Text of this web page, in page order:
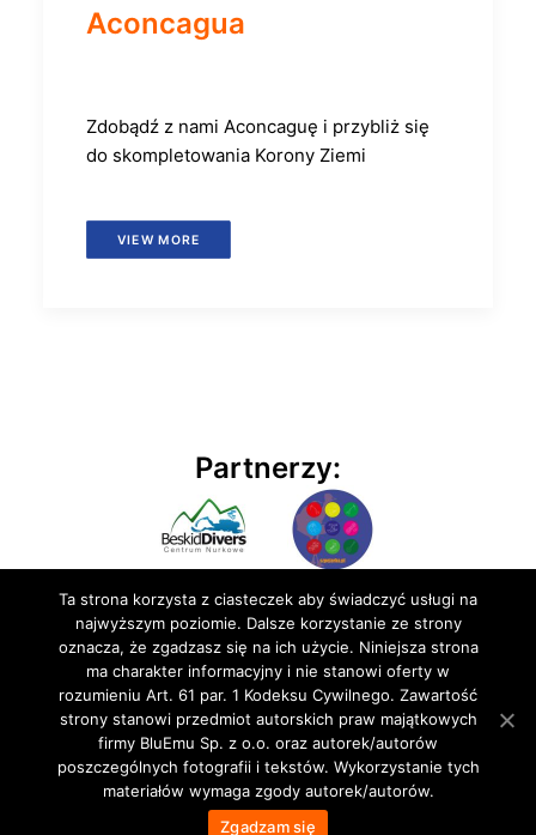
Aconcagua
Zdobądź z nami Aconcaguę i przybliż się
do skompletowania Korony Ziemi
VIEW MORE
Partnerzy:
© 2020 BluEmu sp. z o.o. Wszelkie prawa zastrzeżone
Ta strona korzysta z ciasteczek aby świadczyć usługi na
najwyższym poziomie. Dalsze korzystanie ze strony
oznacza, że zgadzasz się na ich użycie. Niniejsza strona
ma charakter informacyjny i nie stanowi oferty w
rozumieniu Art. 61 par. 1 Kodeksu Cywilnego. Zawartość
strony stanowi przedmiot autorskich praw majątkowych
firmy BluEmu Sp. z o.o. oraz autorek/autorów
poszczególnych fotografii i tekstów. Wykorzystanie tych
materiałów wymaga zgody autorek/autorów.
Zgadzam się